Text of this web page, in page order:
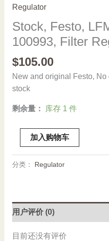
Regulator
Stock, Festo,
100993, Filter
$105.00
New and original Festo,
stock
剩余量： 库存 1 件
Stock,
Festo,
3/8-
13552
Filter
加入购物车
分类： Regulator
用户评价 (0)
目前还没有评价